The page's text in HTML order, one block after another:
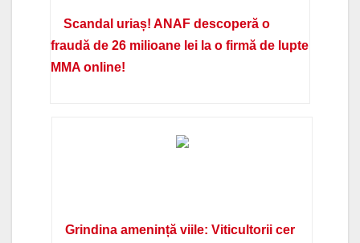
Scandal uriaș! ANAF descoperă o
fraudă de 26 milioane lei la o firmă de lupte
MMA online!
Grindina amenință viile: Viticultorii cer